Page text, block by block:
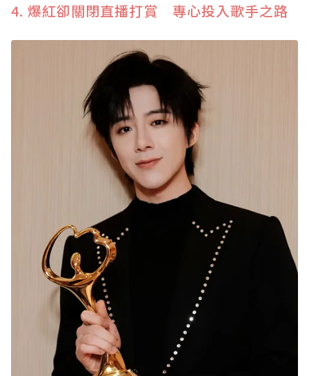
4. 爆紅卻關閉直播打賞 專心投入歌手之路